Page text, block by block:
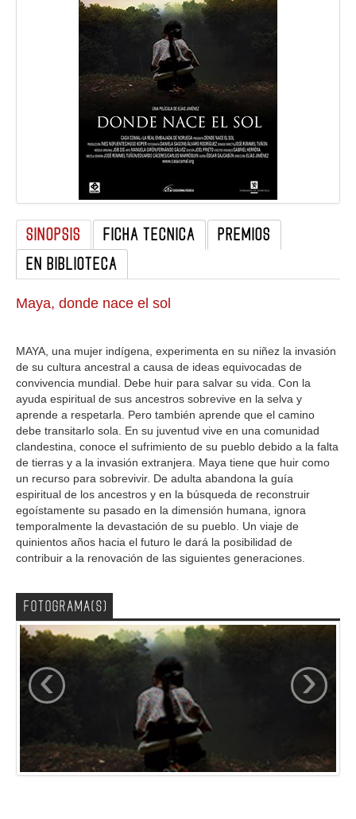
GALERIA
SINOPSIS FICHA TECNICA
PREMIOS
EN BIBLIOTECA
Maya, donde nace el sol
MAYA, una mujer indígena, experimenta en su niñez la invasión
de su cultura ancestral a causa de ideas equivocadas de
convivencia mundial. Debe huir para salvar su vida. Con la
ayuda espiritual de sus ancestros sobrevive en la selva y
aprende a respetarla. Pero también aprende que el camino
debe transitarlo sola. En su juventud vive en una comunidad
clandestina, conoce el sufrimiento de su pueblo debido a la falta
de tierras y a la invasión extranjera. Maya tiene que huir como
un recurso para sobrevivir. De adulta abandona la guía
espiritual de los ancestros y en la búsqueda de reconstruir
egoístamente su pasado en la dimensión humana, ignora
temporalmente la devastación de su pueblo. Un viaje de
quinientos años hacia el futuro le dará la posibilidad de
contribuir a la renovación de las siguientes generaciones.
FOTOGRAMA(S)
‹ ›